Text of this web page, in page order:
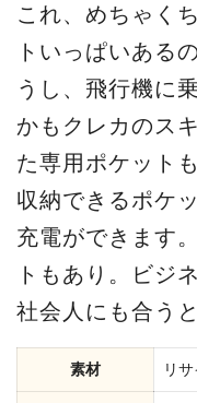
これ、めちゃく
トいっぱいある
うし、飛行機に
かもクレカのス
た専用ポケット
収納できるポケ
充電ができます
トもあり。ビジ
社会人にも合う
素材 リ